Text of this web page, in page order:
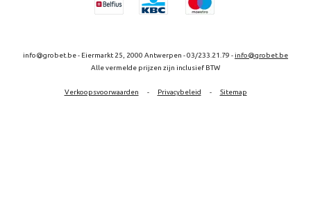
info@grobet.be - Eiermarkt 25, 2000 Antwerpen - 03/233.21.79 -info@grobet.be
Alle vermelde prijzen zijn inclusief BTW
Verkoopsvoorwaarden - Privacybeleid - Sitemap